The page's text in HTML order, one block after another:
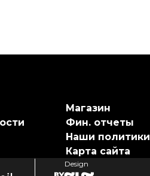
Магазин
Фин. отчеты
Наши политики
Карта сайта
Design